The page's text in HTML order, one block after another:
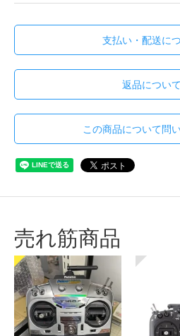
支払い・配送に
返品について
この商品について問
売れ筋商品